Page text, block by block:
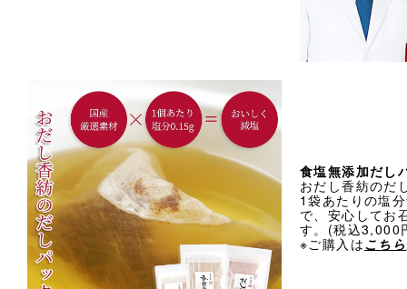
食塩無添加だし
おだし香紡のだ
1袋あたりの塩
で、安心してお
す。(税込3,000
※ご購入は こちら